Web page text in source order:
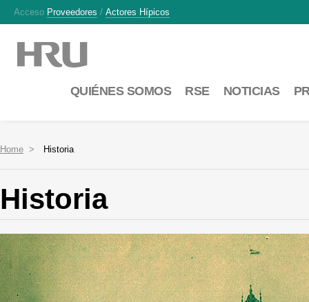
Acceso Proveedores / Actores Hípicos
QUIÉNES SOMOS RSE NOTICIAS
Home Historia
Historia